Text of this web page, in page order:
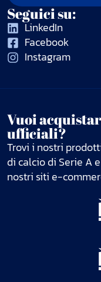
Seguici su:
LinkedIn
Facebook
Instagram
Vuoi
ufficiali?
Trovi i nostri
di calcio di Serie A
nostri siti e-